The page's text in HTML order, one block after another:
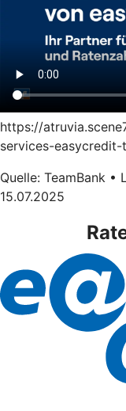
https://
services-
Quelle: TeamBank
15.07.2025